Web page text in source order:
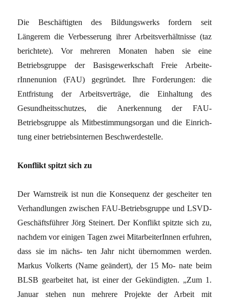
Die Beschäftigten des Bildungswerks fordern seit
Längerem die Verbesserung ihrer Arbeitsverhältnisse (taz
berichtete). Vor mehreren Monaten haben sie eine
Betriebsgruppe der Basisgewerkschaft Freie Arbeite-
rInnenunion (FAU) gegründet. Ihre Forderungen: die
Entfristung der Arbeitsverträge, die Einhaltung des
Gesundheitsschutzes, die Anerkennung der FAU-
Betriebsgruppe als Mitbestimmungsorgan und die Einrich-
tung einer betriebsinternen Beschwerdestelle.
Konflikt spitzt sich zu
Der Warnstreik ist nun die Konsequenz der gescheiter ten
Verhandlungen zwischen FAU-Betriebsgruppe und LSVD-
Geschäftsführer Jörg Steinert. Der Konflikt spitzte sich zu,
nachdem vor einigen Tagen zwei MitarbeiterInnen erfuhren,
dass sie im nächs- ten Jahr nicht übernommen werden.
Markus Volkerts (Name geändert), der 15 Mo- nate beim
BLSB gearbeitet hat, ist einer der Gekündigten. „Zum 1.
Januar stehen nun mehrere Projekte der Arbeit mit